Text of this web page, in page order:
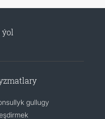
ýol
gullugy